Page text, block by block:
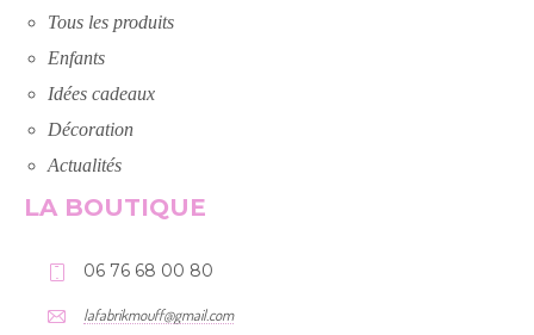
Tous les produits
Enfants
Idées cadeaux
Décoration
Actualités
LA BOUTIQUE
06 76 68 00 80
lafabrikmouff@gmail.com